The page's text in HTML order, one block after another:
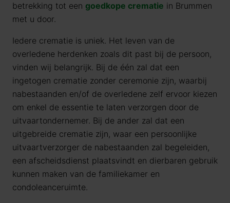
betrekking tot een goedkope crematie in Brummen
met u door.
Iedere crematie is uniek. Het leven van de
overledene herdenken zoals dit past bij de persoon,
vinden wij belangrijk. Bij de één zal dat een
ingetogen crematie zonder ceremonie zijn, waarbij
nabestaanden en/of de overledene zelf ervoor kiezen
om enkel de essentie te laten verzorgen door de
uitvaartondernemer. Bij de ander zal dat een
uitgebreide crematie zijn, waar een persoonlijke
uitvaartverzorger de nabestaanden zal begeleiden,
een afscheidsdienst plaatsvindt en dierbaren gebruik
kunnen maken van de familiekamer en
condoleanceruimte.